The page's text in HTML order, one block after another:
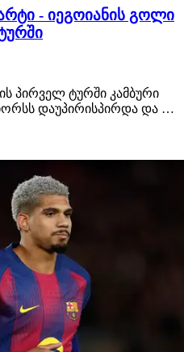
- იეგოიანის გოლი
პირველ ტურში კამბური
დაუპირისპირდა და 0:4
ირაკლი
სეზონის პირველი გოლი